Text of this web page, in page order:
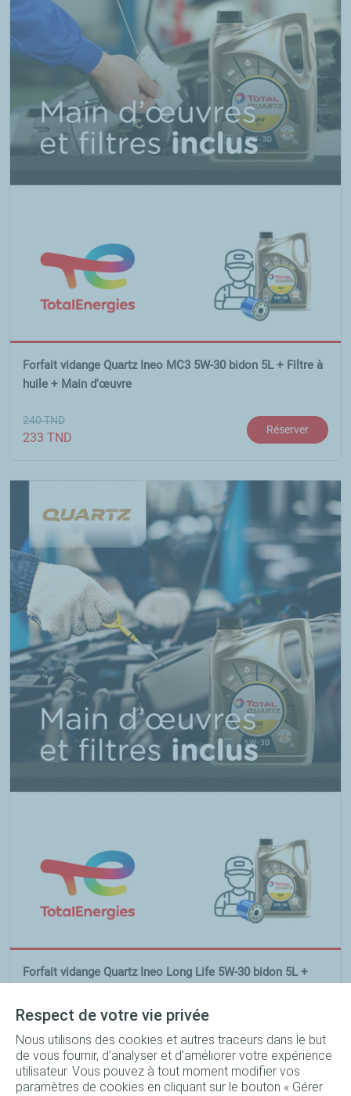
Forfait vidange Quartz Ineo MC3 5W-30 bidon 5L + Filtre à
huile + Main d'œuvre
240TND
233 TND
Réserver
Forfait vidange Quartz Ineo Long Life 5W-30 bidon 5L +
TND
239 TND
Réserver
Respect de votre vie privée
Nous utilisons des cookies et autres traceurs dans le but
de vous fournir, d’analyser et d’améliorer votre expérience
utilisateur. Vous pouvez à tout moment modifier vos
paramètres de cookies en cliquant sur le bouton « Gérer